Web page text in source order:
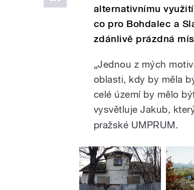
alternativnímu
co pro Bohdalec a
zdánlivě prázdná
„Jednou z mých
oblasti, kdy by měla
celé území by mělo
vysvětluje Jakub,
pražské UMPRUM.